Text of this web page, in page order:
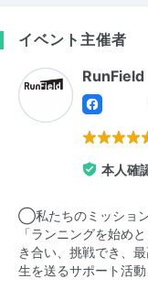
イベント主催者
RunField
本人確
◯私たちのミッショ
「ランニングを始め
き合い、挑戦でき、
生を送るサポート活動